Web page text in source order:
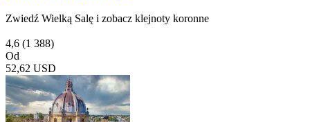
Zwiedź Wielką Salę i zobacz klejnoty koronne
4,6 (1 388)
Od
52,62 USD